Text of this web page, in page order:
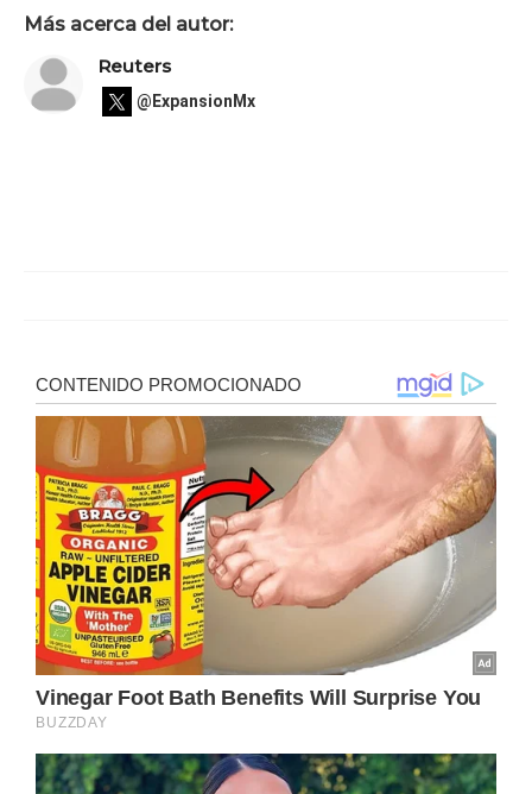
Más acerca del autor:
Reuters
@ExpansionMx